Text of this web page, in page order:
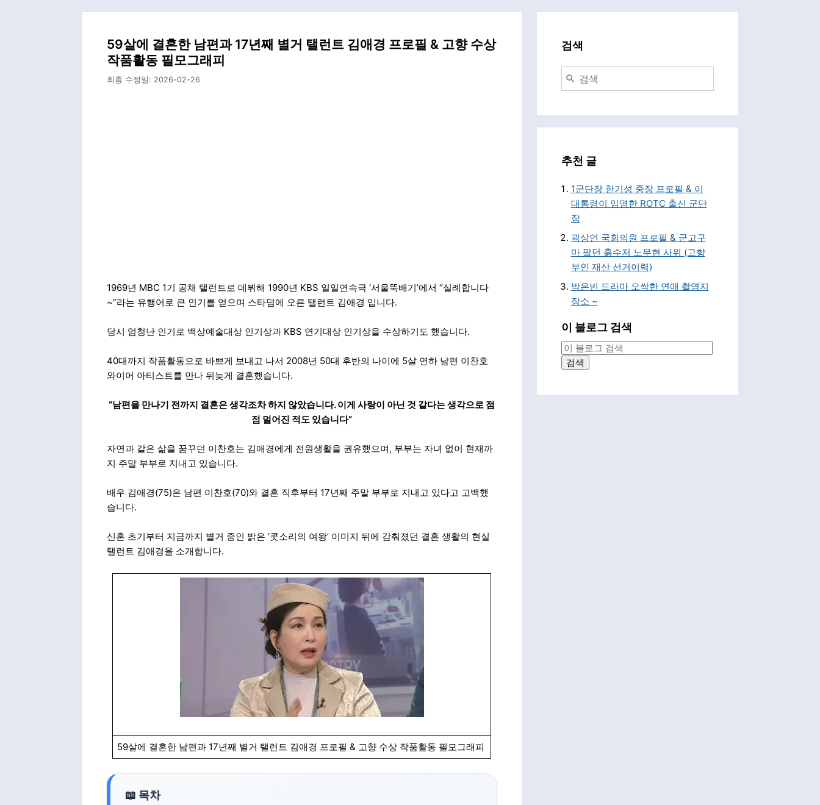
59살에 결혼한 남편과 17년째 별거 탤런트 김애경 프로필 & 고향 수상
작품활동 필모그래피
최종 수정일: 2026-02-26
1969년 MBC 1기 공채 탤런트로 데뷔해 1990년 KBS 일일연속극 ‘서울뚝배기’에서 “실례합니다
~”라는 유행어로 큰 인기를 얻으며 스타덤에 오른 탤런트 김애경 입니다.
당시 엄청난 인기로 백상예술대상 인기상과 KBS 연기대상 인기상을 수상하기도 했습니다.
40대까지 작품활동으로 바쁘게 보내고 나서 2008년 50대 후반의 나이에 5살 연하 남편 이찬호
와이어 아티스트를 만나 뒤늦게 결혼했습니다.
“남편을 만나기 전까지 결혼은 생각조차 하지 않았습니다. 이게 사랑이 아닌 것 같다는 생각으로 점
점 멀어진 적도 있습니다”
자연과 같은 삶을 꿈꾸던 이찬호는 김애경에게 전원생활을 권유했으며, 부부는 자녀 없이 현재까
지 주말 부부로 지내고 있습니다.
배우 김애경(75)은 남편 이찬호(70)와 결혼 직후부터 17년째 주말 부부로 지내고 있다고 고백했
습니다.
신혼 초기부터 지금까지 별거 중인 밝은 ‘콧소리의 여왕’ 이미지 뒤에 감춰졌던 결혼 생활의 현실
탤런트 김애경을 소개합니다.
59살에 결혼한 남편과 17년째 별거 탤런트 김애경 프로필 & 고향 수상 작품활동 필모그래피
검색
추천 글
1군단장 한기성 중장 프로필 & 이
대통령이 임명한 ROTC 출신 군단
장
곽상언 국회의원 프로필 & 군고구
마 팔던 흙수저 노무현 사위 (고향
부인 재산 선거이력)
박은빈 드라마 오싹한 연애 촬영지
장소 ~
이 블로그 검색